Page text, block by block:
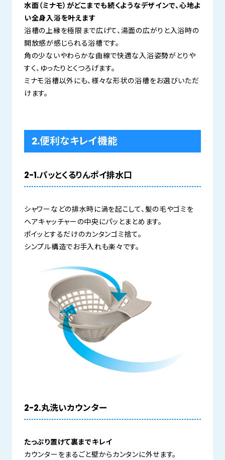
水面（ミナモ）がどこまでも続くようなデザインで、心地よ
い全身入浴を叶えます
浴槽の上縁を極限まで広げて、湯面の広がりと入浴時の
開放感が感じられる浴槽です。
角の少ないやわらかな曲線で快適な入浴姿勢がとりや
すく、ゆったりとくつろげます。
ミナモ浴槽以外にも、様々な形状の浴槽をお選びいただ
けます。
2.便利なキレイ機能
2-1.パッとくるりんポイ排水口
シャワーなどの排水時に渦を起こして、髪の毛やゴミを
ヘアキャッチャーの中央にパッとまとめます。
ポイッとするだけのカンタンゴミ捨て。
シンプル構造でお手入れも楽々です。
2-2.丸洗いカウンター
たっぷり置けて裏までキレイ
カウンターをまるごと壁からカンタンに外せます。